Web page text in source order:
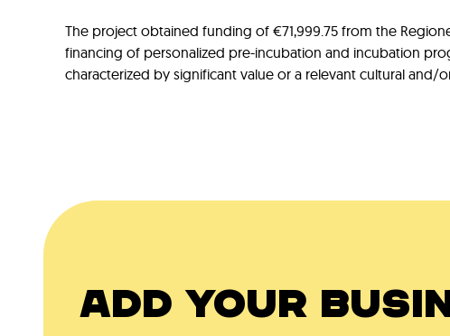
The project obtained funding of €71,999.75 from the
financing of personalized pre-incubation and incubation
characterized by significant value or a relevant cultural and/
ADD YOUR